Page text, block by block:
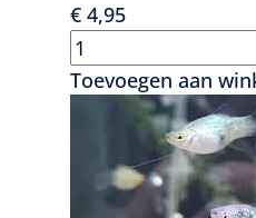
€ 4,95
Xiphophorus
Maculatus
black
Platy
Toevoegen aan